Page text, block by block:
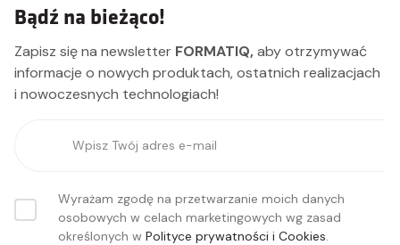
Bądź na bieżąco!
Zapisz się na newsletter FORMATIQ,aby otrzymywać
informacje o nowych produktach, ostatnich realizacjach
i nowoczesnych technologiach!
Wyrażam zgodę na przetwarzanie moich danych
osobowych w celach marketingowych wg zasad
określonych w Polityce prywatności i Cookies.
Dodano do koszyka
PRZEJDŹ DO KOSZYKA